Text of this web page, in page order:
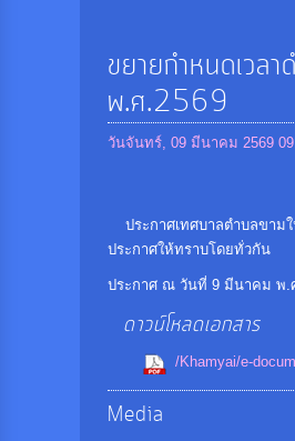
ขยายกำหนดเวล
พ.ศ.2569
วันจันทร์, 09 มีนาคม 2569
ประกาศเทศบาลตำบลขามใ
ประกาศให้ทราบโดยทั่วกัน
ประกาศ ณ วันที่ 9 มีนาคม พ.
ดาวน์โหลดเอกสาร
/Khamyai/e-
Media